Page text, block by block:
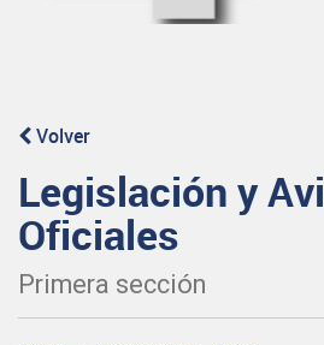
Volver
Legislación y
Oficiales
Primera sección